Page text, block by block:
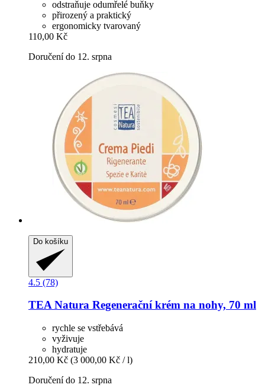
odstraňuje odumřelé buňky
přirozený a praktický
ergonomicky tvarovaný
110,00 Kč
Doručení do 12. srpna
Do košíku
4.5 (78)
TEA Natura Regenerační krém na nohy, 70 ml
rychle se vstřebává
vyživuje
hydratuje
210,00 Kč (3 000,00 Kč / l)
Doručení do 12. srpna